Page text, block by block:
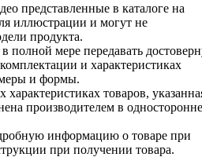
представленные в каталоге на
иллюстрации и могут не
продукта.
полной мере передавать
и характеристиках
и формы.
товаров,
производителем в
информацию о товаре при
при получении товара.